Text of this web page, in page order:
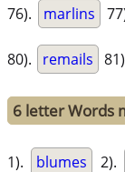
76). marlins
80). remails
6 letter Words
1). blumes 2).